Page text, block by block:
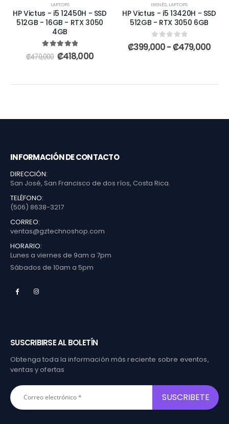
LAPTOPS
HP Victus - i5 12450H - SSD
512GB - 16GB - RTX 3050
4GB
5.00 out of 5
₡470,000 ₡418,000
INGLÉS, LAPTOPS
HP Victus - i5 13420H - SSD
512GB - RTX 3050 6GB
0out of 5
₡399,000-₡479,000
INFORMACIÓN DE CONTACTO
DIRECCIÓN:
San José, San Francisco de dos ríos, Costa Rica.
TELÉFONO:
(506) 8638-3217
CORREO:
ventas@gztechnoshop.com
HORARIO:
Lunes a viernes de 9am a 7pm
Sábados de 10am a 5pm
SUSCRIBIRSE AL BOLETÍN
Obtenga toda la información más reciente sobre eventos,
ventas y ofertas